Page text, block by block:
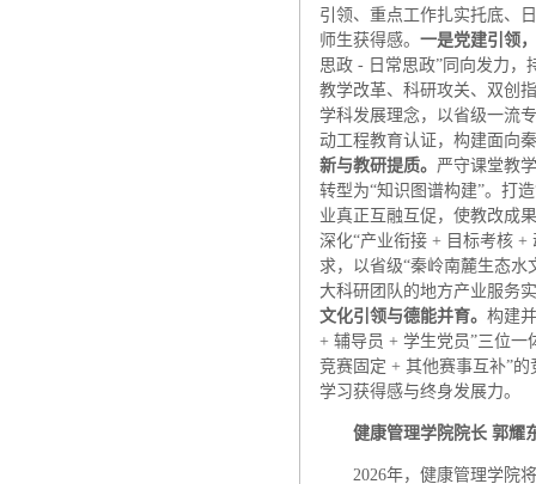
引领、重点工作扎实托底、
师生获得感。 一是党建引领
思政 - 日常思政”同向发力，
教学改革、科研攻关、双创
学科发展理念，以省级一流
动工程教育认证，构建面向
新与教研提质。 严守课堂教
转型为“知识图谱构建”。打
业真正互融互促，使教改成
深化“产业衔接 + 目标考核
求，以省级“秦岭南麓生态水
大科研团队的地方产业服务
文化引领与德能并育。 构建
+ 辅导员 + 学生党员”三位一
竞赛固定 + 其他赛事互补”
学习获得感与终身发展力。
健康管理学院院长 郭耀
2026年，健康管理学院